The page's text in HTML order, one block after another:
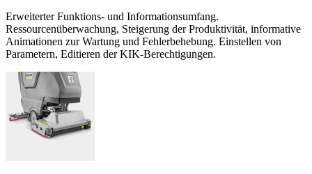
Erweiterter Funktions- und Informationsumfang.
Ressourcenüberwachung, Steigerung der Produktivität, informative
Animationen zur Wartung und Fehlerbehebung. Einstellen von
Parametern, Editieren der KIK-Berechtigungen.